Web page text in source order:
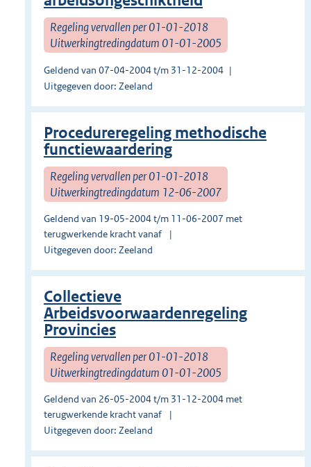
Regeling vervallen per 01-01-2018
Uitwerkingtredingdatum 01-01-2005
Geldend van 07-04-2004 t/m 31-12-2004
Uitgegeven door: Zeeland
Procedureregeling methodische
functiewaardering
Regeling vervallen per 01-01-2018
Uitwerkingtredingdatum 12-06-2007
Geldend van 19-05-2004 t/m 11-06-2007 met
terugwerkende kracht vanaf
Uitgegeven door: Zeeland
Collectieve
Arbeidsvoorwaardenregeling
Provincies
Regeling vervallen per 01-01-2018
Uitwerkingtredingdatum 01-01-2005
Geldend van 26-05-2004 t/m 31-12-2004 met
terugwerkende kracht vanaf
Uitgegeven door: Zeeland